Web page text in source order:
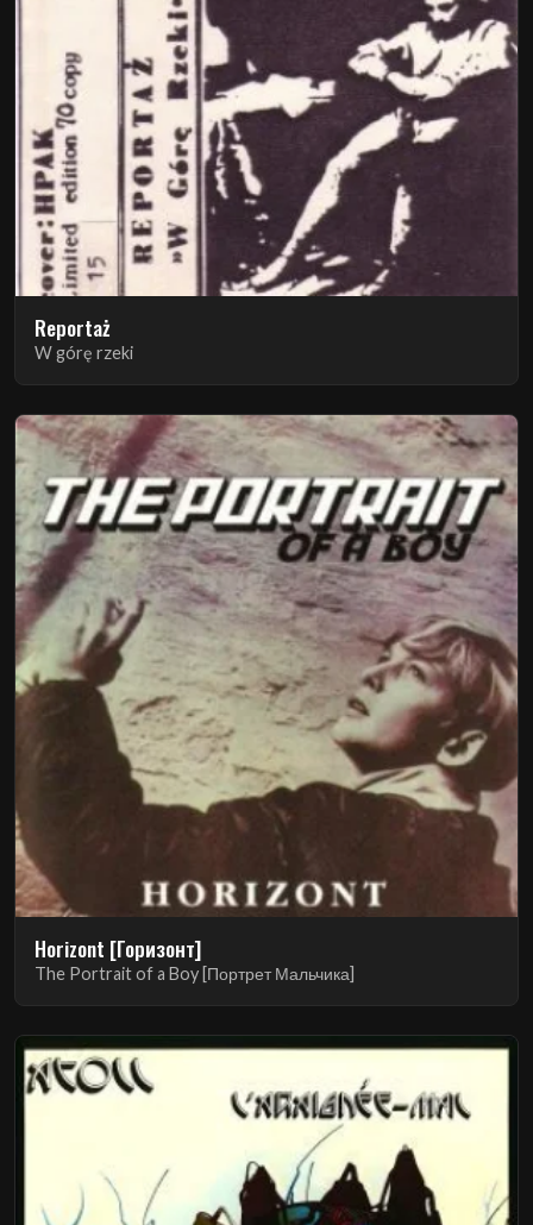
Reportaż
W górę rzeki
Horizont [Горизонт]
The Portrait of a Boy [Портрет Мальчика]